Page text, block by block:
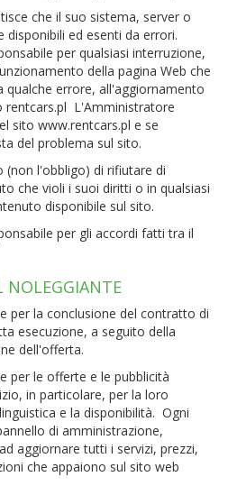
che il suo sistema, server o
disponibili ed esenti da errori.
per qualsiasi interruzione,
della pagina Web che
qualche errore, all'aggiornamento
rentcars.pl L'Amministratore
sito www.rentcars.pl e se
del problema sul sito.
l'obbligo) di rifiutare di
che violi i suoi diritti o in qualsiasi
disponibile sul sito.
per gli accordi fatti tra il
NOLEGGIANTE
per la conclusione del contratto di
esecuzione, a seguito della
dell'offerta.
per le offerte e le pubblicità
in particolare, per la loro
e la disponibilità. Ogni
di amministrazione,
aggiornare tutti i servizi, prezzi,
che appaiono sul sito web